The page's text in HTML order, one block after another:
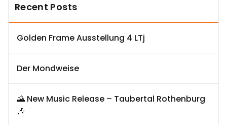
Recent Posts
Golden Frame Ausstellung 4 LTj
Der Mondweise
🌄 New Music Release – Taubertal Rothenburg
🎶